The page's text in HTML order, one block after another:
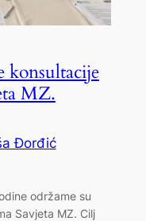
konsultacije
MZ.
Đorđić
održame su
Savjeta MZ. Cilj